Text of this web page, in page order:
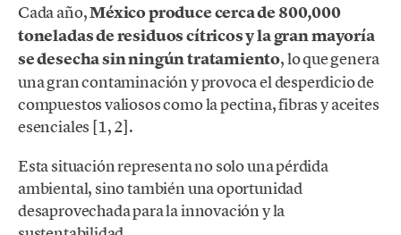
Cada año,México produce cerca de 800,000
toneladas de residuos cítricos y la gran mayoría
se desecha sin ningún tratamiento, lo que genera
una gran contaminación y provoca el desperdicio de
compuestos valiosos como la pectina, fibras y aceites
esenciales [1, 2].
Esta situación representa no solo una pérdida
ambiental, sino también una oportunidad
desaprovechada para la innovación y la